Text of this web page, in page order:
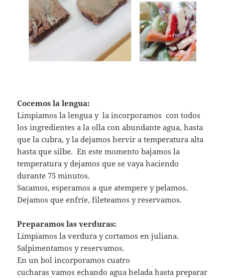
Cocemos la lengua:
Limpiamos la lengua y la incorporamos con todos
los ingredientes a la olla con abundante agua, hasta
que la cubra, y la dejamos hervir a temperatura alta
hasta que silbe. En este momento bajamos la
temperatura y dejamos que se vaya haciendo
durante 75 minutos.
Sacamos, esperamos a que atempere y pelamos.
Dejamos que enfríe, fileteamos y reservamos.
Preparamos las verduras:
Limpiamos la verdura y cortamos en juliana.
Salpimentamos y reservamos.
En un bol incorporamos cuatro
cucharas vamos echando agua helada hasta preparar